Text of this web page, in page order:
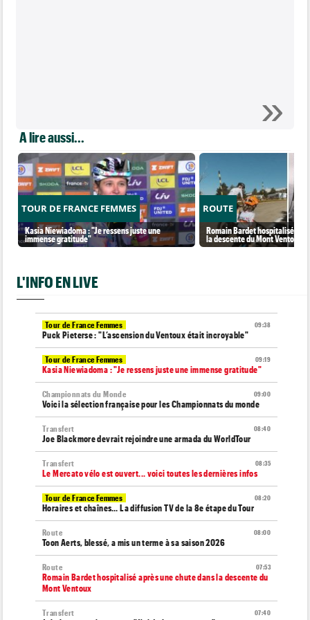
A lire aussi...
TOUR DE FRANCE FEMMES
Kasia Niewiadoma : "Je ressens juste une
immense gratitude"
ROUTE
Romain Bardet hospitalisé
la descente du Mont Ventoux
L'INFO EN LIVE
09:38
Tour de France Femmes
Puck Pieterse : "L’ascension du Ventoux était incroyable"
09:19
Tour de France Femmes
Kasia Niewiadoma : "Je ressens juste une immense gratitude"
09:00
Championnats du Monde
Voici la sélection française pour les Championnats du monde
08:40
Transfert
Joe Blackmore devrait rejoindre une armada du WorldTour
08:35
Transfert
Le Mercato vélo est ouvert... voici toutes les dernières infos
08:20
Tour de France Femmes
Horaires et chaînes… La diffusion TV de la 8e étape du Tour
08:00
Route
Toon Aerts, blessé, a mis un terme à sa saison 2026
07:53
Route
Romain Bardet hospitalisé après une chute dans la descente du
Mont Ventoux
07:40
Transfert